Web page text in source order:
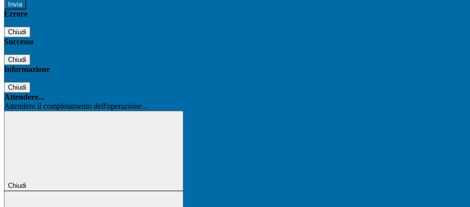
Errore
Chiudi
Successo
Chiudi
Informazione
Chiudi
Attendere...
Attendere il completamento dell'operazione...
Chiudi